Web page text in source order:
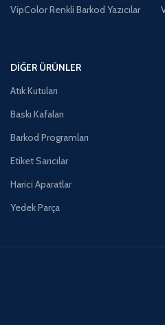
VipColor Renkli Barkod Yazıcılar
DIĞER ÜRÜNLER
Atık Kutuları
Baskı Kafaları
Barkod Programları
Etiket Sarıcılar
Harici Aparatlar
Yedek Parça